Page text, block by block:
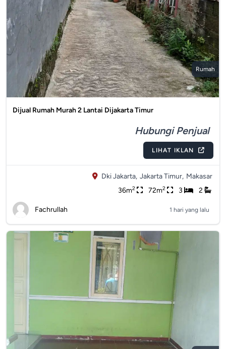
Rumah
Dijual Rumah Murah 2 Lantai Dijakarta Timur
Hubungi Penjual
LIHAT IKLAN
Dki Jakarta, Jakarta Timur, Makasar
36m2 72m2 3 2
Fachrullah 1 hari yang lalu